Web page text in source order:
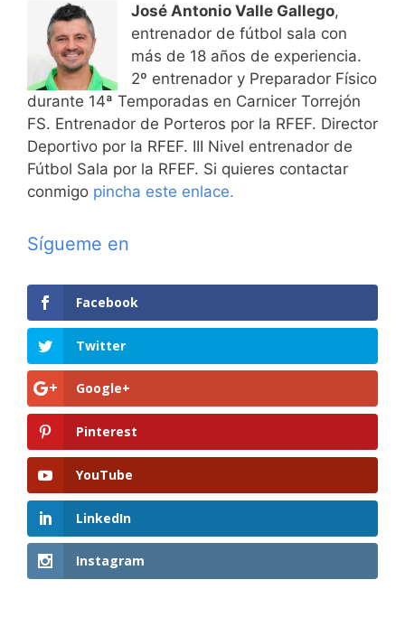
José Antonio Valle Gallego,
entrenador de fútbol sala con
más de 18 años de experiencia.
2º entrenador y Preparador Físico
durante 14ª Temporadas en Carnicer Torrejón
FS. Entrenador de Porteros por la RFEF. Director
Deportivo por la RFEF. III Nivel entrenador de
Fútbol Sala por la RFEF. Si quieres contactar
conmigo pincha este enlace.
Sígueme en
Facebook
Twitter
Google+
Pinterest
YouTube
LinkedIn
Instagram